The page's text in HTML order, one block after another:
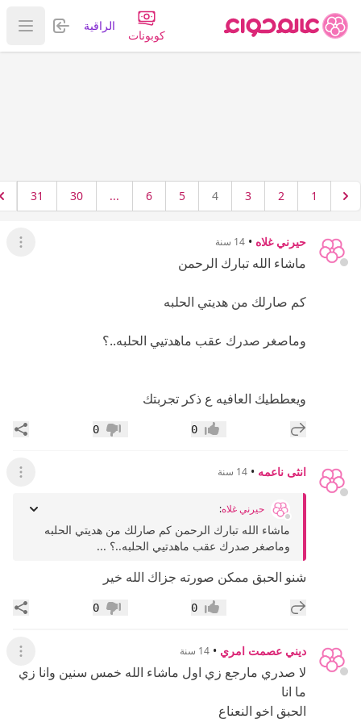
كوبونات
الراقية تسجيل
عرض
1
2
3
4
5
6
...
30
31
حيرني غلاه • 14 سنة عرض
ماشاء الله تبارك الرحمن
كم صارلك من هديتي الحلبه
وماصغر صدرك عقب ماهدتيي الحلبه..؟
ويعططيك العافيه ع ذكر تجربتك
إضافة رد جديد إعجاب0 عدم إعجاب
0
انثى ناعمه • 14 سنة عرض
حيرني غلاه:
ماشاء الله تبارك الرحمن كم صارلك من هديتي الحلبه
وماصغر صدرك عقب ماهدتيي الحلبه..؟ ...
شنو الحبق ممكن صورته جزاك الله خير
إضافة رد جديد إعجاب0 عدم إعجاب
0
ديني عصمت امري • 14 سنة عرض
لا صدري مارجع زي اول ماشاء الله خمس سنين وانا زي
ما انا
الحبق اخو النعناع